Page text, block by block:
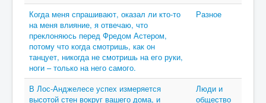
Когда меня спрашивают, оказал ли кто-то
на меня влияние, я отвечаю, что
преклоняюсь перед Фредом Астером,
потому что когда смотришь, как он
танцует, никогда не смотришь на его руки,
ноги – только на него самого.
Разное
В Лос-Анджелесе успех измеряется
высотой стен вокруг вашего дома, и
Люди и
общество